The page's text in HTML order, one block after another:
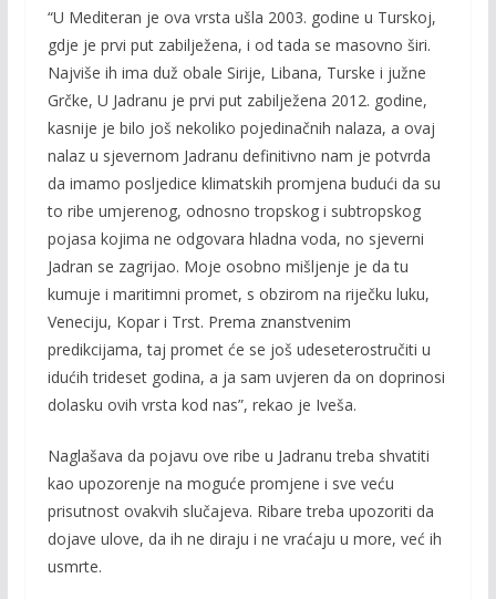
“U Mediteran je ova vrsta ušla 2003. godine u Turskoj,
gdje je prvi put zabilježena, i od tada se masovno širi.
Najviše ih ima duž obale Sirije, Libana, Turske i južne
Grčke, U Jadranu je prvi put zabilježena 2012. godine,
kasnije je bilo još nekoliko pojedinačnih nalaza, a ovaj
nalaz u sjevernom Jadranu definitivno nam je potvrda
da imamo posljedice klimatskih promjena budući da su
to ribe umjerenog, odnosno tropskog i subtropskog
pojasa kojima ne odgovara hladna voda, no sjeverni
Jadran se zagrijao. Moje osobno mišljenje je da tu
kumuje i maritimni promet, s obzirom na riječku luku,
Veneciju, Kopar i Trst. Prema znanstvenim
predikcijama, taj promet će se još udeseterostručiti u
idućih trideset godina, a ja sam uvjeren da on doprinosi
dolasku ovih vrsta kod nas”, rekao je Iveša.
Naglašava da pojavu ove ribe u Jadranu treba shvatiti
kao upozorenje na moguće promjene i sve veću
prisutnost ovakvih slučajeva. Ribare treba upozoriti da
dojave ulove, da ih ne diraju i ne vraćaju u more, već ih
usmrte.